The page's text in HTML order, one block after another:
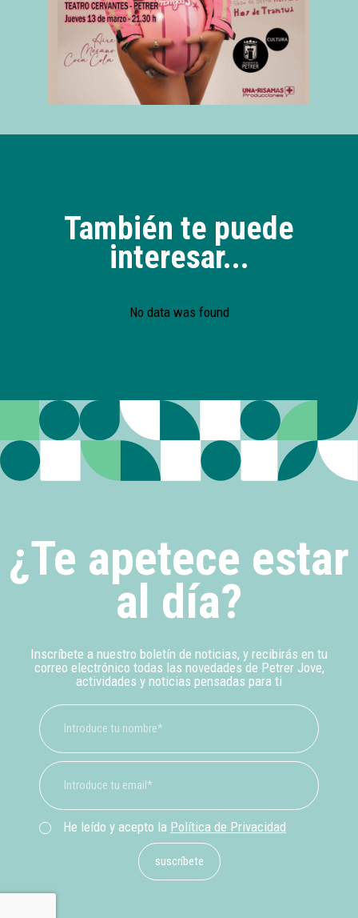
También te puede
interesar...
No data was found
¿Te apetece estar
al día?
Inscríbete a nuestro boletín de noticias, y recibirás en tu
correo electrónico todas las novedades de Petrer Jove,
actividades y noticias pensadas para ti
He leído y acepto la Política de Privacidad
suscríbete